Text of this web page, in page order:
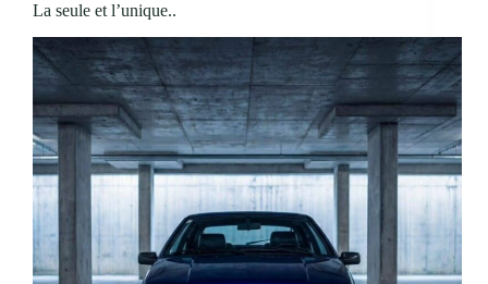
La seule et l’unique..